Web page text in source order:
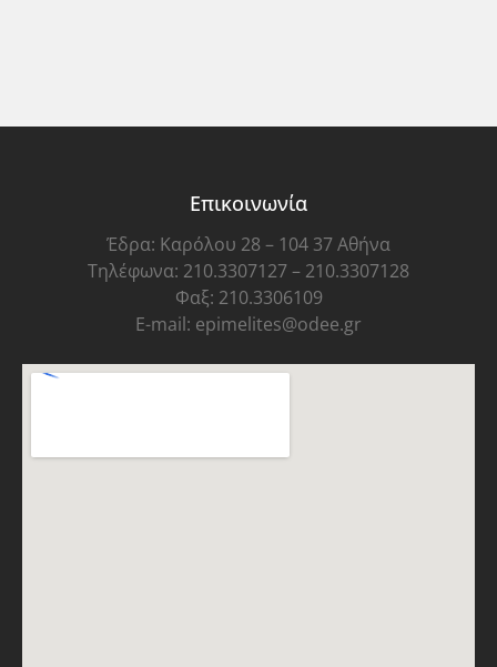
Επικοινωνία
Έδρα: Καρόλου 28 – 104 37 Αθήνα
Τηλέφωνα: 210.3307127 – 210.3307128
Φαξ: 210.3306109
E-mail: epimelites@odee.gr